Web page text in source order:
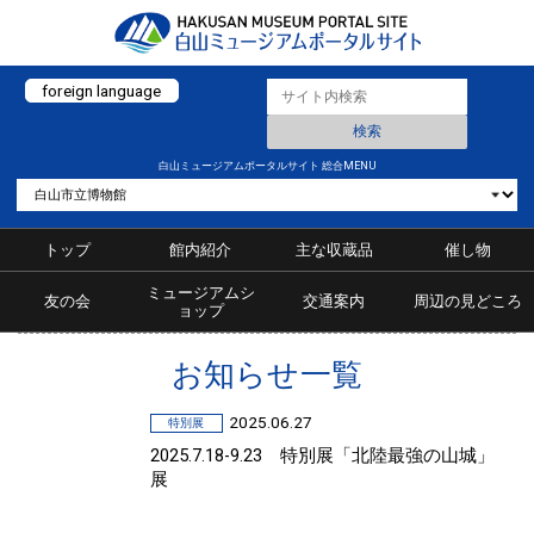
foreign language
白山ミュージアムポータルサイト 総合MENU
トップ 館内紹介 主な収蔵品 催し物
友の会
ミュージアムシ
ョップ
交通案内 周辺の見どころ
お知らせ一覧
特別展 2025.06.27
2025.7.18-9.23 特別展「北陸最強の山城」
展